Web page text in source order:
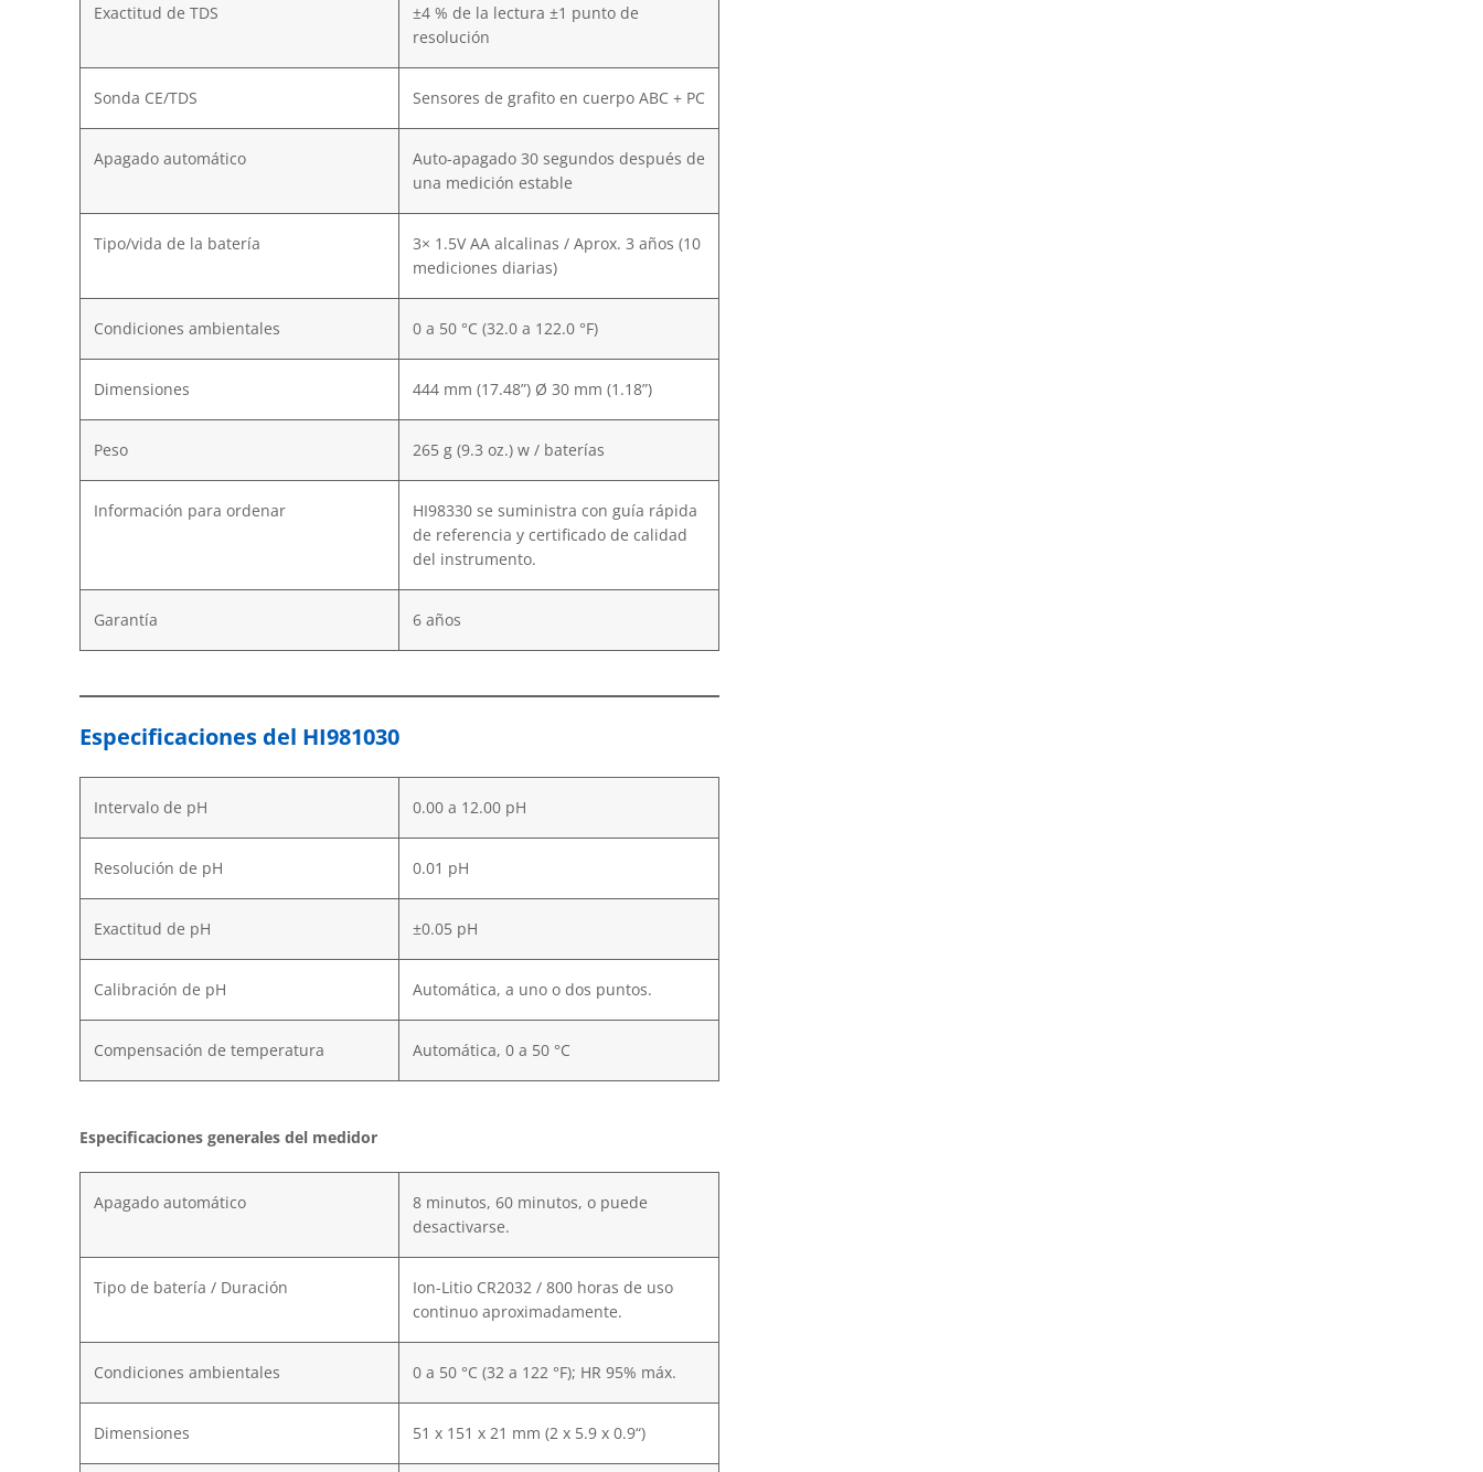
Exactitud de TDS
±4 % de la lectura ±1 punto de
resolución
Sonda CE/TDS Sensores de grafito en cuerpo ABC + PC
Apagado automático
Auto-apagado 30 segundos después de
una medición estable
Tipo/vida de la batería
3× 1.5V AA alcalinas / Aprox. 3 años (10
mediciones diarias)
Condiciones ambientales 0 a 50 °C (32.0 a 122.0 °F)
Dimensiones 444 mm (17.48”) Ø 30 mm (1.18”)
Peso 265 g (9.3 oz.) w / baterías
Información para ordenar
HI98330 se suministra con guía rápida
de referencia y certificado de calidad
del instrumento.
Garantía 6 años
Especificaciones del HI981030
Intervalo de pH 0.00 a 12.00 pH
Resolución de pH 0.01 pH
Exactitud de pH ±0.05 pH
Calibración de pH Automática, a uno o dos puntos.
Compensación de temperatura Automática, 0 a 50 °C
Especificaciones generales del medidor
Apagado automático
8 minutos, 60 minutos, o puede
desactivarse.
Tipo de batería / Duración
Ion-Litio CR2032 / 800 horas de uso
continuo aproximadamente.
Condiciones ambientales 0 a 50 °C (32 a 122 °F); HR 95% máx.
Dimensiones 51 x 151 x 21 mm (2 x 5.9 x 0.9“)